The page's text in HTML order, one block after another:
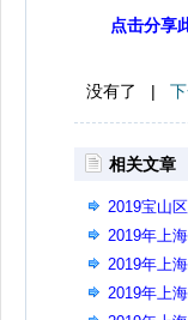
点击分享
没有了 |
相关文章
2019宝山
2019年上
2019年上
2019年上